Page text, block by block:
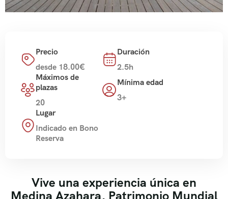
Precio
desde 18.00€
Duración
2.5h
Máximos de
plazas
20
Mínima edad
3+
Lugar
Indicado en Bono
Reserva
Vive una experiencia única en
Medina Azahara, Patrimonio Mundial